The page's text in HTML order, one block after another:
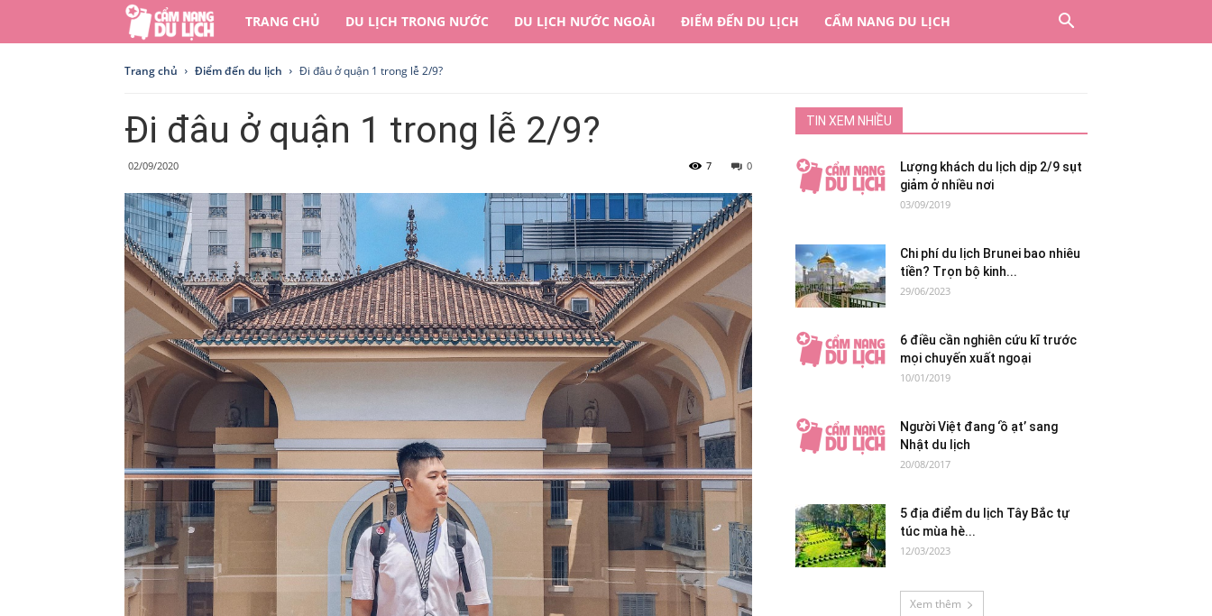
Cẩm
nang
TRANG CHỦ DU LỊCH TRONG NƯỚC DU LỊCH NƯỚC NGOÀI ĐIỂM ĐẾN DU LỊCH CẨM NANG DU LỊCH
Trang chủ Điểm đến du lịch Đi đâu ở quận 1 trong lễ 2/9?
Đi đâu ở quận 1 trong lễ 2/9?
02/09/2020 0
7
TIN XEM NHIỀU
Lượng khách du lịch dịp 2/9 sụt
giảm ở nhiều nơi
03/09/2019
Chi phí du lịch Brunei bao nhiêu
tiền? Trọn bộ kinh...
29/06/2023
6 điều cần nghiên cứu kĩ trước
mọi chuyến xuất ngoại
10/01/2019
Người Việt đang ‘ồ ạt’ sang
Nhật du lịch
20/08/2017
5 địa điểm du lịch Tây Bắc tự
túc mùa hè...
12/03/2023
Xem thêm